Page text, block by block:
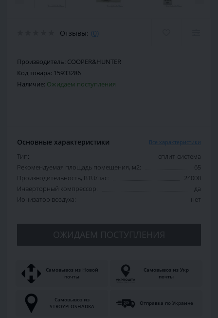
Отзывы: (0)
Производитель: COOPER&HUNTER
Код товара: 15933286
Наличие: Ожидаем поступления
Основные характеристики Все характеристики
Тип:
сплит-система
Рекомендуемая площадь помещения, м2:
65
Производительность, BTU/час:
24000
Инверторный компрессор:
да
Ионизатор воздуха:
нет
ОЖИДАЕМ ПОСТУПЛЕНИЯ
Самовывоз из Новой
почты
Самовывоз из Укр
почты
Самовывоз из
STROYPLOSHADKA
Отправка по Украине